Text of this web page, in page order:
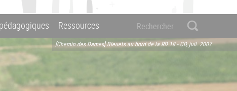
Ressources
[Chemin des Dames] Bleuets au bord de la RD 18 - CD, juil. 2007